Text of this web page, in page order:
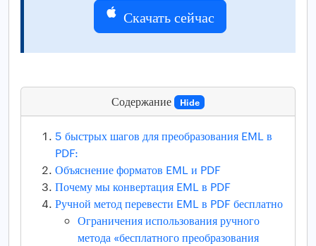
Скачать сейчас
Содержание Hide
5 быстрых шагов для преобразования EML в
PDF:
Объяснение форматов EML и PDF
Почему мы конвертация EML в PDF
Ручной метод перевести EML в PDF бесплатно
Ограничения использования ручного
метода «бесплатного преобразования